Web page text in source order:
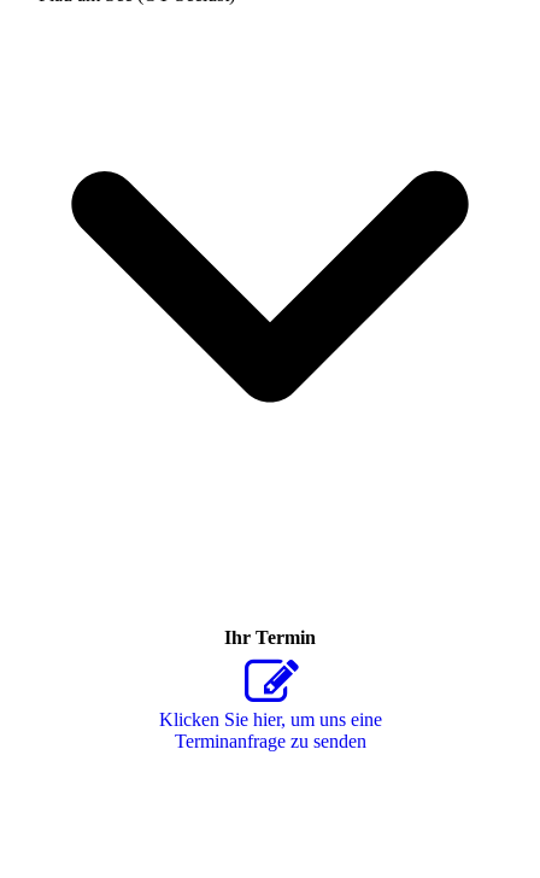
Ihr Termin
Klicken Sie hier, um uns eine
Terminanfrage zu senden